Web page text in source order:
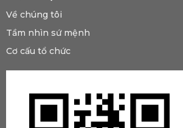
Về chúng tôi
Tầm nhìn sứ mệnh
Cơ cấu tổ chức